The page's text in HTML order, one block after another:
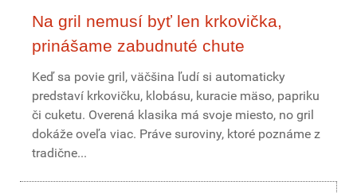
Na gril nemusí byť len krkovička,
prinášame zabudnuté chute
Keď sa povie gril, väčšina ľudí si automaticky
predstaví krkovičku, klobásu, kuracie mäso, papriku
či cuketu. Overená klasika má svoje miesto, no gril
dokáže oveľa viac. Práve suroviny, ktoré poznáme z
tradične...